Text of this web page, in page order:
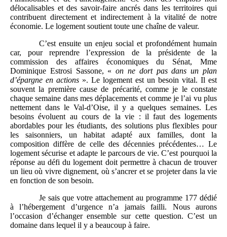
délocalisables et des savoir-faire ancrés dans les territoires qui
contribuent directement et indirectement à la vitalité de notre
économie. Le logement soutient toute une chaîne de valeur.
C’est ensuite un enjeu social et profondément humain
car, pour reprendre l’expression de la présidente de la
commission des affaires économiques du Sénat, Mme
Dominique Estrosi Sassone, «on ne dort pas dans un plan
d’épargne en actions ». Le logement est un besoin vital. Il est
souvent la première cause de précarité, comme je le constate
chaque semaine dans mes déplacements et comme je l’ai vu plus
nettement dans le Val-d’Oise, il y a quelques semaines. Les
besoins évoluent au cours de la vie : il faut des logements
abordables pour les étudiants, des solutions plus flexibles pour
les saisonniers, un habitat adapté aux familles, dont la
composition diffère de celle des décennies précédentes… Le
logement sécurise et adapte le parcours de vie. C’est pourquoi la
réponse au défi du logement doit permettre à chacun de trouver
un lieu où vivre dignement, où s’ancrer et se projeter dans la vie
en fonction de son besoin.
Je sais que votre attachement au programme 177 dédié
à l’hébergement d’urgence n’a jamais failli. Nous aurons
l’occasion d’échanger ensemble sur cette question. C’est un
domaine dans lequel il y a beaucoup à faire.